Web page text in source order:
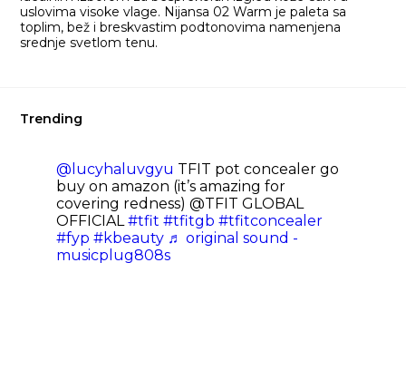
uslovima visoke vlage. Nijansa 02 Warm je paleta sa
toplim, bež i breskvastim podtonovima namenjena
srednje svetlom tenu.
Trending
@lucyhaluvgyu TFIT pot concealer go
buy on amazon (it’s amazing for
covering redness) @TFIT GLOBAL
OFFICIAL#tfit #tfitgb #tfitconcealer
#fyp #kbeauty ♬ original sound -
musicplug808s